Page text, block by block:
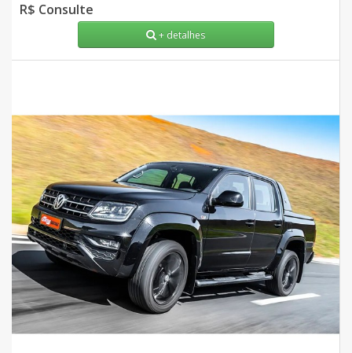
R$ Consulte
+ detalhes